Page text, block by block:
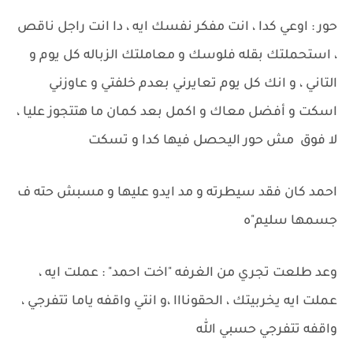
حور : اوعي كدا ، انت مفكر نفسك ايه ، دا انت راجل ناقص
، استحملتك بقله فلوسك و معاملتك الزباله كل يوم و
التاني ، و انك كل يوم تعايرني بعدم خلفتي و عاوزني
اسكت و أفضل معاك و اكمل بعد كمان ما هتتجوز عليا ،
لا فوق مش حور اليحصل فيها كدا و تسكت
احمد كان فقد سيطرته و مد ايدو عليها و مسبش حته ف
جسمها سليم"ه
وعد طلعت تجري من الغرفه "اخت احمد" : عملت ايه ،
عملت ايه يخربيتك ، الحقونااا ،و انتي واقفه ياما تتفرجي ،
واقفه تتفرجي حسبي الله